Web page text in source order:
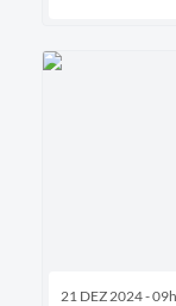
21 DEZ 2024 -